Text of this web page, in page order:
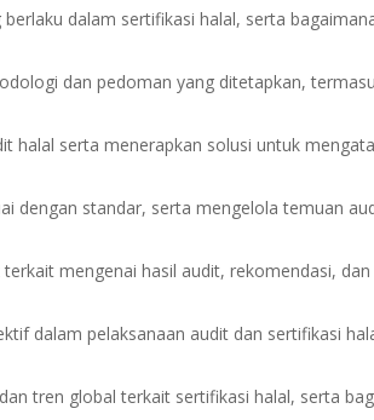
dalam sertifikasi halal, serta
dan pedoman yang ditetapkan,
halal serta menerapkan solusi untuk
dengan standar, serta mengelola temuan
mengenai hasil audit, rekomendasi,
dalam pelaksanaan audit dan sertifikasi
tren global terkait sertifikasi halal, serta